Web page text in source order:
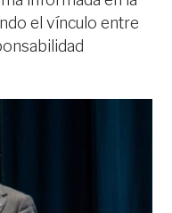
el vínculo entre